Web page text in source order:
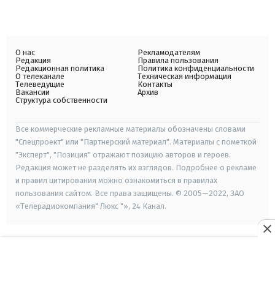
О нас
Редакция
Редакционная политика
О телеканале
Телеведущие
Вакансии
Структура собственности
Рекламодателям
Правила пользования
Политика конфиденциальности
Техническая информация
Контакты
Архив
Все коммерческие рекламные материалы обозначены словами
"Спецпроект" или "Партнерский материал". Материалы с пометкой
"Эксперт", "Позиция" отражают позицию авторов и героев.
Редакция может не разделять их взглядов. Подробнее о рекламе
и правил цитирования можно ознакомиться в правилах
пользования сайтом. Все права защищены. © 2005—2022, ЗАО
«Телерадиокомпания" Люкс "», 24 Канал.